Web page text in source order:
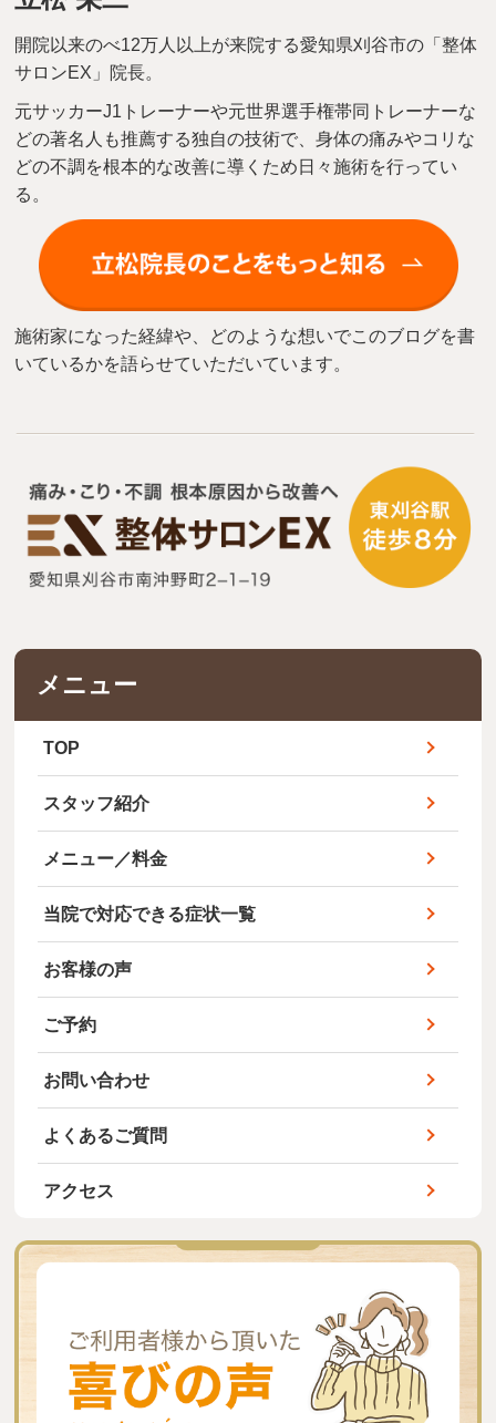
開院以来のべ12万人以上が来院する愛知県刈谷市の「整体
サロンEX」院長。
元サッカーJ1トレーナーや元世界選手権帯同トレーナーな
どの著名人も推薦する独自の技術で、身体の痛みやコリな
どの不調を根本的な改善に導くため日々施術を行ってい
る。
施術家になった経緯や、どのような想いでこのブログを書
いているかを語らせていただいています。
メニュー
TOP
スタッフ紹介
メニュー／料金
当院で対応できる症状一覧
お客様の声
ご予約
お問い合わせ
よくあるご質問
アクセス